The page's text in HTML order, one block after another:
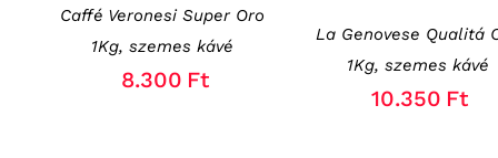
Caffé Veronesi Super Oro
1Kg, szemes kávé
8.300 Ft
La Genovese Qualitá
1Kg, szemes kávé
10.350 Ft